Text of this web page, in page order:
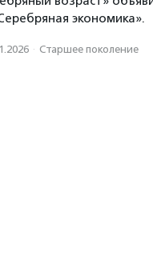
экономика».
· Старшее поколение